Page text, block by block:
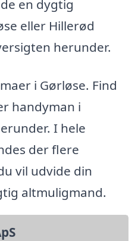
en dygtig
eller Hillerød
herunder.
i Gørløse. Find
handyman i
I hele
der flere
vil udvide din
altmuligmand.